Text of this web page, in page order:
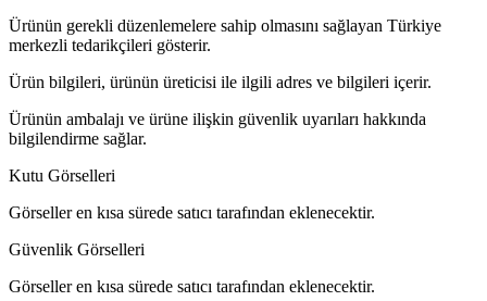
Ürünün gerekli düzenlemelere sahip olmasını sağlayan Türkiye
merkezli tedarikçileri gösterir.
Ürün bilgileri, ürünün üreticisi ile ilgili adres ve bilgileri içerir.
Ürünün ambalajı ve ürüne ilişkin güvenlik uyarıları hakkında
bilgilendirme sağlar.
Kutu Görselleri
Görseller en kısa sürede satıcı tarafından eklenecektir.
Güvenlik Görselleri
Görseller en kısa sürede satıcı tarafından eklenecektir.